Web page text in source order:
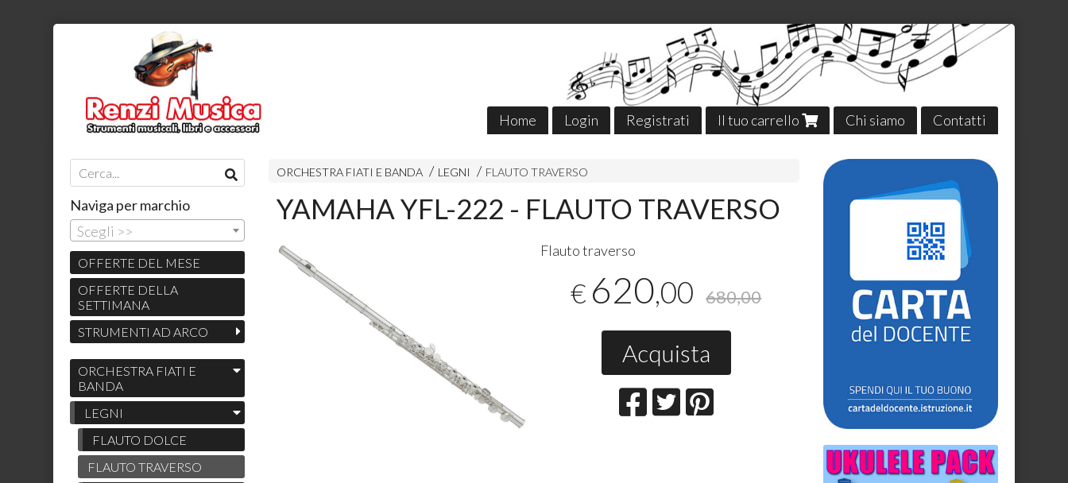
Home Login Registrati Il tuo carrello Chi siamo Contatti
ORCHESTRA FIATI E BANDA LEGNI FLAUTO TRAVERSO
YAMAHA YFL-222 - FLAUTO TRAVERSO
Flauto traverso
€ 620,00 680,00
Acquista
Naviga per marchio
Scegli >>
OFFERTE DEL MESE
OFFERTE DELLA
SETTIMANA
STRUMENTI AD ARCO
ORCHESTRA FIATI E
BANDA
LEGNI
FLAUTO DOLCE
FLAUTO TRAVERSO